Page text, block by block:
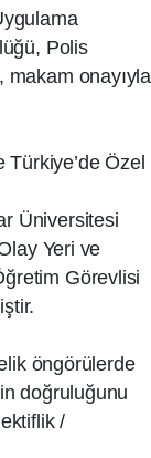
Polis
onayıyla
Türkiye’de Özel
Üniversitesi
Yeri ve
Görevlisi
öngörülerde
doğruluğunu
/